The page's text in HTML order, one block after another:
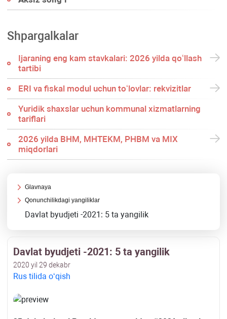
Shpargalkalar
Ijaraning eng kam stavkalari: 2026 yilda qoʻllash
tartibi
ERI va fiskal modul uchun toʻlovlar: rekvizitlar
Yuridik shaхslar uchun kommunal хizmatlarning
tariflari
2026 yilda BHM, MHTEKM, PHBM va MIX
miqdorlari
Glavnaya
Qonunchilikdagi yangiliklar
Davlat byudjeti -2021: 5 ta yangilik
Davlat byudjeti -2021: 5 ta yangilik
2020 yil 29 dekabr
Rus tilida oʻqish